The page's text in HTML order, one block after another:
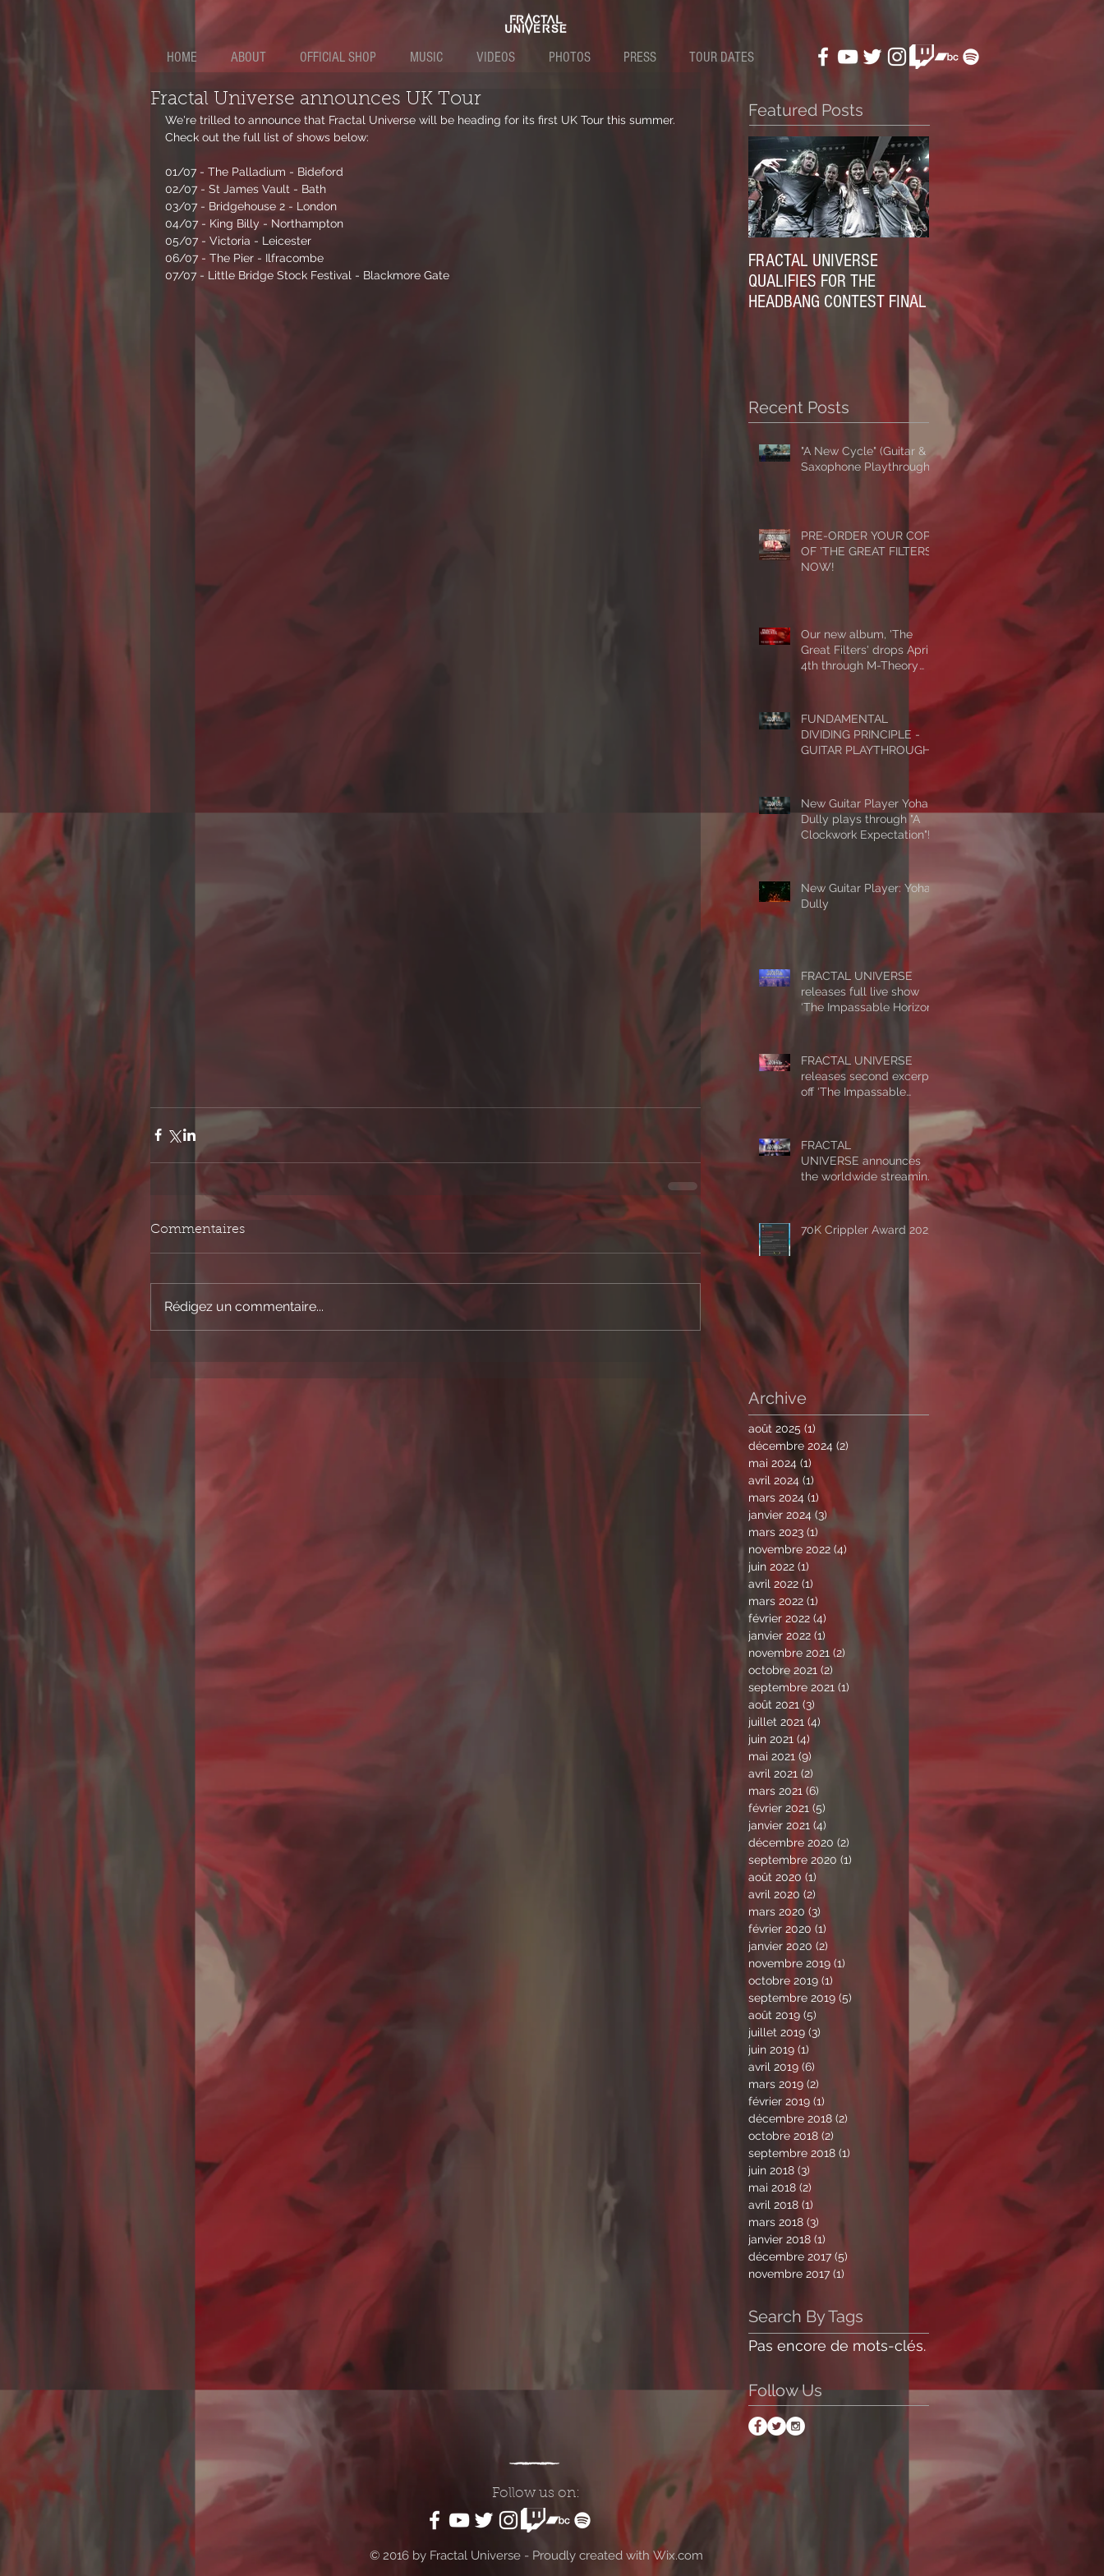
HOME ABOUT OFFICIAL SHOP MUSIC VIDEOS PHOTOS PRESS TOUR DATES
Fractal Universe announces UK Tour
We're trilled to announce that Fractal Universe will be heading for its first UK Tour this summer.
Check out the full list of shows below:
01/07 - The Palladium - Bideford
02/07 - St James Vault - Bath
03/07 - Bridgehouse 2 - London
04/07 - King Billy - Northampton
05/07 - Victoria - Leicester
06/07 - The Pier - Ilfracombe
07/07 - Little Bridge Stock Festival - Blackmore Gate
Commentaires
Rédigez un commentaire...
Featured Posts
FRACTAL UNIVERSE
QUALIFIES FOR THE
HEADBANG CONTEST FINAL
Recent Posts
"A New Cycle" (Guitar &
Saxophone Playthrough)
PRE-ORDER YOUR COPY
OF 'THE GREAT FILTERS'
NOW!
Our new album, 'The
Great Filters' drops April
4th through M-Theory
NOW PLAYING!
FUNDAMENTAL
DIVIDING PRINCIPLE -
GUITAR PLAYTHROUGH
New Guitar Player Yohan
Dully plays through "A
Clockwork Expectation"!
New Guitar Player: Yohan
Dully
FRACTAL UNIVERSE
releases full live show
‘The Impassable Horizon
FRACTAL UNIVERSE
releases second excerpt
off ‘The Impassable
Masquerade’
FRACTAL
UNIVERSE announces
the worldwide streaming
of 'The Impassable
Horizon - Alive’, drops first
excerpt of the show ‘A
Clockwork Expectation’.
70K Crippler Award 2023
Archive
août 2025 (1)
décembre 2024 (2)
mai 2024 (1)
avril 2024 (1)
mars 2024 (1)
janvier 2024 (3)3 posts
mars 2023 (1) 1 post
novembre 2022 (4)
juin 2022 (1)
avril 2022 (1)
mars 2022 (1)
février 2022 (4)
janvier 2022 (1)
novembre 2021 (2)
octobre 2021 (2)
septembre 2021 (1)
août 2021 (3)
juillet 2021 (4)
juin 2021 (4)
mai 2021 (9)
avril 2021 (2)
mars 2021 (6)
février 2021 (5)
janvier 2021 (4)
décembre 2020 (2)
septembre 2020 (1)
août 2020 (1)
avril 2020 (2)
mars 2020 (3)
février 2020 (1)
janvier 2020 (2)
novembre 2019 (1)
octobre 2019 (1)
septembre 2019 (5)
août 2019 (5)
juillet 2019 (3)
juin 2019 (1)
avril 2019 (6)
mars 2019 (2)
février 2019 (1)
décembre 2018 (2)
octobre 2018 (2)
septembre 2018 (1)
juin 2018 (3)
mai 2018 (2)
avril 2018 (1)
mars 2018 (3)
janvier 2018 (1)
décembre 2017 (5)
novembre 2017 (1)
Search By Tags
Pas encore de mots-clés.
Follow Us
Follow us on:
© 2016 by Fractal Universe -Proudly created with Wix.com